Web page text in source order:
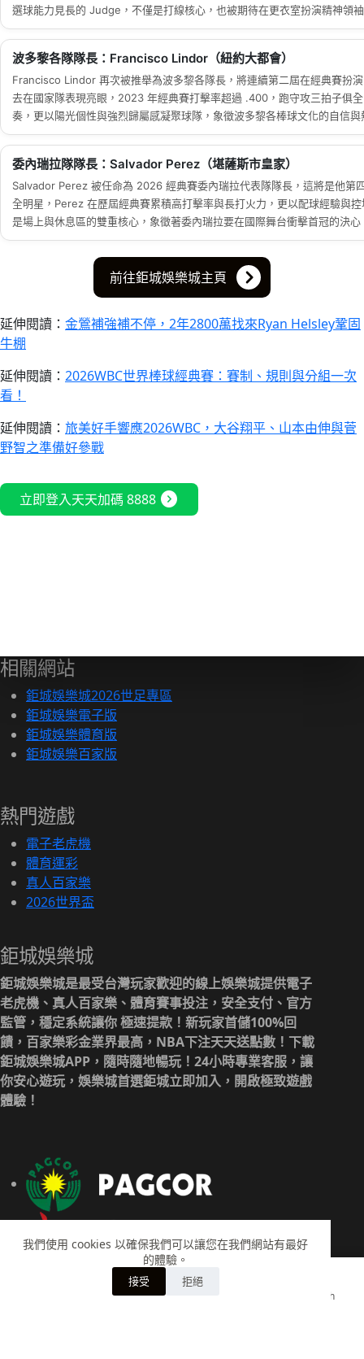
我們使用 cookies 以確保我們可以讓您在我們網站有最好
的體驗。
接受 拒絕
選球能力見長的 Judge，不僅是打線核心，也被期待在更衣室扮演精神領
波多黎各隊隊長：Francisco Lindor（紐約大都會）
Francisco Lindor 再次被推舉為波多黎各隊長，將連續第二屆在經典賽扮
去在國家隊表現亮眼，2023 年經典賽打擊率超過 .400，跑守攻三拍子俱
奏，更以陽光個性與強烈歸屬感凝聚球隊，象徵波多黎各棒球文化的自信與
委內瑞拉隊隊長：Salvador Perez（堪薩斯市皇家）
Salvador Perez 被任命為 2026 經典賽委內瑞拉代表隊隊長，這將是他第
全明星，Perez 在歷屆經典賽累積高打擊率與長打火力，更以配球經驗與
是場上與休息區的雙重核心，象徵著委內瑞拉要在國際舞台衝擊首冠的決心
前往鉅城娛樂城主頁
延伸閱讀： 金鶯補強補不停，2年2800萬找來Ryan Helsley鞏固
牛棚
延伸閱讀： 2026WBC世界棒球經典賽：賽制、規則與分組一次
看！
延伸閱讀： 旅美好手響應2026WBC，大谷翔平、山本由伸與菅
野智之準備好參戰
立即登入天天加碼 8888 expand_circle_right
相關網站
鉅城娛樂城2026世足專區
鉅城娛樂電子版
鉅城娛樂體育版
鉅城娛樂百家版
熱門遊戲
電子老虎機
體育運彩
真人百家樂
2026世界盃
鉅城娛樂城
鉅城娛樂城是最受台灣玩家歡迎的線上娛樂城提供電子
老虎機、真人百家樂、體育賽事投注，安全支付、官方
監管，穩定系統讓你 極速提款！新玩家首儲100%回
饋，百家樂彩金業界最高，NBA下注天天送點數！下載
鉅城娛樂城APP，隨時隨地暢玩！24小時專業客服，讓
你安心遊玩，娛樂城首選鉅城立即加入，開啟極致遊戲
體驗！
Account Search